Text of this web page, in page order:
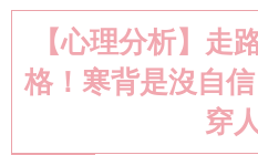
【心理分析】走
格！寒背是沒自
穿